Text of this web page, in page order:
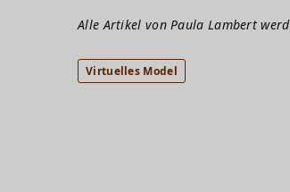
Alle Artikel von Paula Lambert
Virtuelles Model